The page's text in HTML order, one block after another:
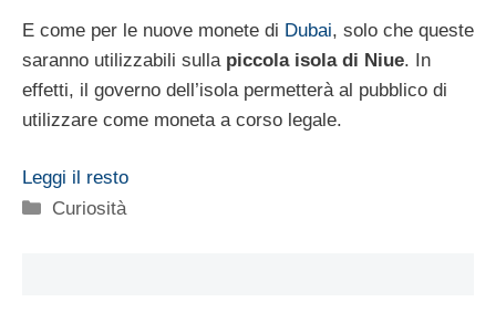
E come per le nuove monete di Dubai, solo che queste
saranno utilizzabili sulla piccola isola di Niue. In
effetti, il governo dell’isola permetterà al pubblico di
utilizzare come moneta a corso legale.
Leggi il resto
Categorie
Curiosità